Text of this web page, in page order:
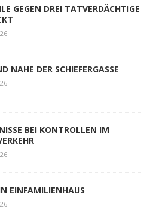
GEGEN DREI TATVERDÄCHTIGE
NAHE DER SCHIEFERGASSE
BEI KONTROLLEN IM
EINFAMILIENHAUS